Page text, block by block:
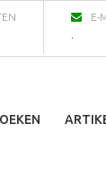
E-
.